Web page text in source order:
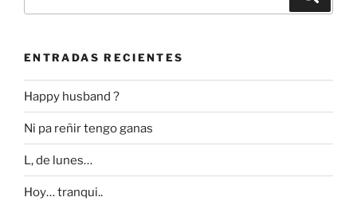
por:
ENTRADAS RECIENTES
Happy husband ?
Ni pa reñir tengo ganas
L, de lunes…
Hoy… tranqui..